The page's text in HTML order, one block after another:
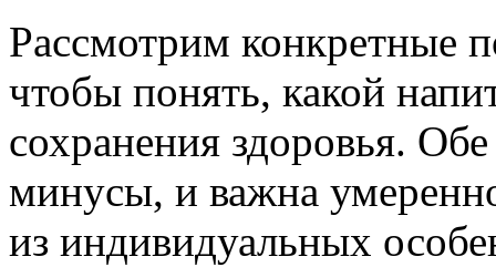
Рассмотрим конкретные
чтобы понять, какой
сохранения здоровья.
минусы, и важна
из индивидуальных